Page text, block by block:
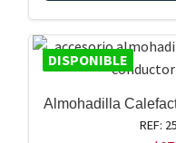
DISPONIBLE
Almohadilla
REF: